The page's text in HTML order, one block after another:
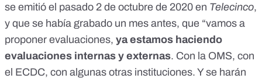
se emitió el pasado 2 de octubre de 2020 en Telecinco,
y que se había grabado un mes antes, que “vamos a
proponer evaluaciones, ya estamos haciendo
evaluaciones internas y externas. Con la OMS, con
el ECDC, con algunas otras instituciones. Y se harán